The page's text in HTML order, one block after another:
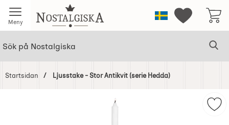
Meny Startsidan för NostalgiskaSverigeMina
Startsidan Ljusstake - Stor Antikvit (serie Hedda)